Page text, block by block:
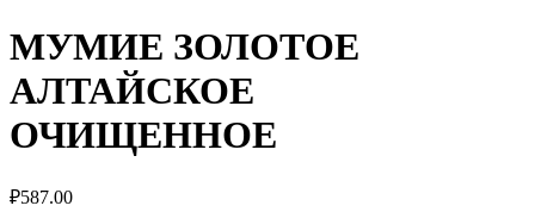
МУМИЕ ЗОЛОТОЕ
АЛТАЙСКОЕ
ОЧИЩЕННОЕ
₽587.00